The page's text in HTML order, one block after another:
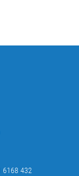
6168 432